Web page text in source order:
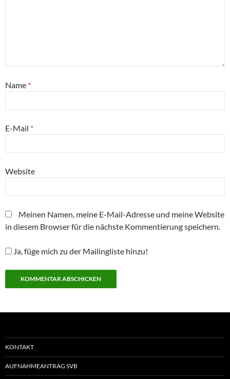
Name *
E-Mail *
Website
Meinen Namen, meine E-Mail-Adresse und meine Website
in diesem Browser für die nächste Kommentierung speichern.
Ja, füge mich zu der Mailingliste hinzu!
KONTAKT
AUFNAHMEANTRAG SVB